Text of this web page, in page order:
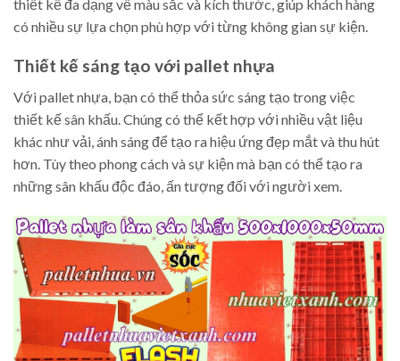
thiết kế đa dạng về màu sắc và kích thước, giúp khách hàng
có nhiều sự lựa chọn phù hợp với từng không gian sự kiện.
Thiết kế sáng tạo với pallet nhựa
Với pallet nhựa, bạn có thể thỏa sức sáng tạo trong việc
thiết kế sân khấu. Chúng có thể kết hợp với nhiều vật liệu
khác như vải, ánh sáng để tạo ra hiệu ứng đẹp mắt và thu hút
hơn. Tùy theo phong cách và sự kiện mà bạn có thể tạo ra
những sân khấu độc đáo, ấn tượng đối với người xem.